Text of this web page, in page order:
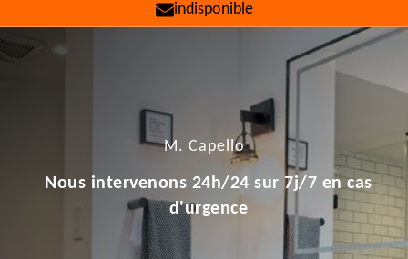
indisponible
M. Capello
Nous intervenons 24h/24 sur 7j/7 en cas
d'urgence